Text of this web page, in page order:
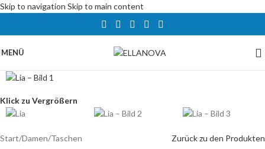
Skip to navigation Skip to main content
MENÜ
Klick zu Vergrößern
Start/Damen/Taschen Zurück zu den Produkten